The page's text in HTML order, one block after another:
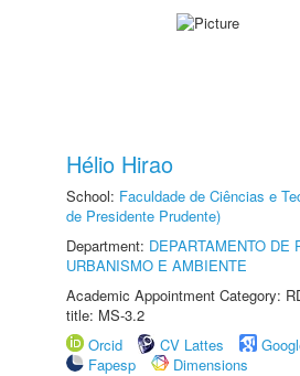
Hélio Hirao
School: Faculdade de Ciências e
de Presidente Prudente)
Department: DEPARTAMENTO DE
URBANISMO E AMBIENTE
Academic Appointment Category:
title: MS-3.2
Orcid
CV Lattes
Fapesp
Dimensions